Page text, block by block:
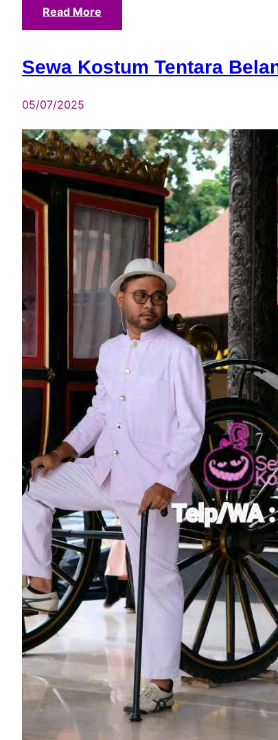
Read More
Sewa Kostum Tentara
05/07/2025